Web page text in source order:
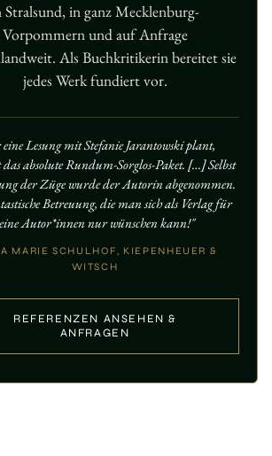
Stralsund, in ganz Mecklenburg-
Vorpommern und auf Anfrage
Als Buchkritikerin bereitet sie
jedes Werk fundiert vor.
eine Lesung mit Stefanie Jarantowski plant,
absolute Rundum-Sorglos-Paket. […] Selbst
der Züge wurde der Autorin abgenommen.
Betreuung, die man sich als Verlag für
Autor*innen nur wünschen kann!"
MARIE SCHULHOF, KIEPENHEUER &
WITSCH
REFERENZEN ANSEHEN &
ANFRAGEN